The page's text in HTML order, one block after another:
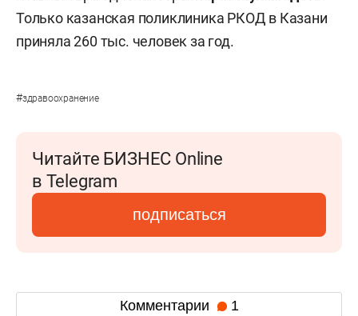
Только казанская поликлиника РКОД в Казани
приняла 260 тыс. человек за год.
#здравоохранение
Читайте БИЗНЕС Online
в Telegram
подписаться
Комментарии 1